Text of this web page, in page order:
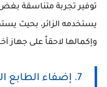
توفير تجربة متناسقة
يستخدمه الزائر، بحيث
وإكمالها لاحقاً على جهاز
7. إضفاء